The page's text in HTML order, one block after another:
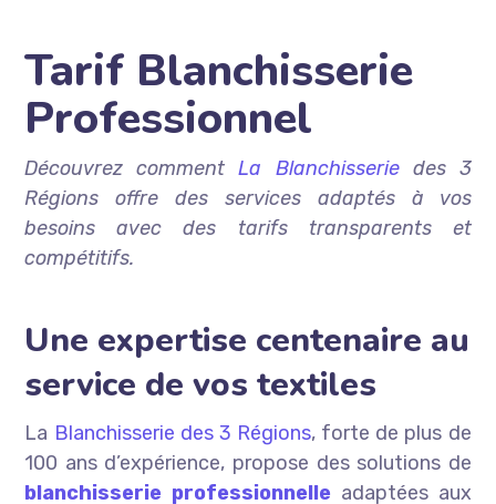
Tarif Blanchisserie
Professionnel
Découvrez commentLa Blanchisseriedes 3
Régions offre des services adaptés à vos
besoins avec des tarifs transparents et
compétitifs.
Une expertise centenaire au
service de vos textiles
La Blanchisserie des 3 Régions, forte de plus de
100 ans d’expérience, propose des solutions de
blanchisserie professionnelle adaptées aux